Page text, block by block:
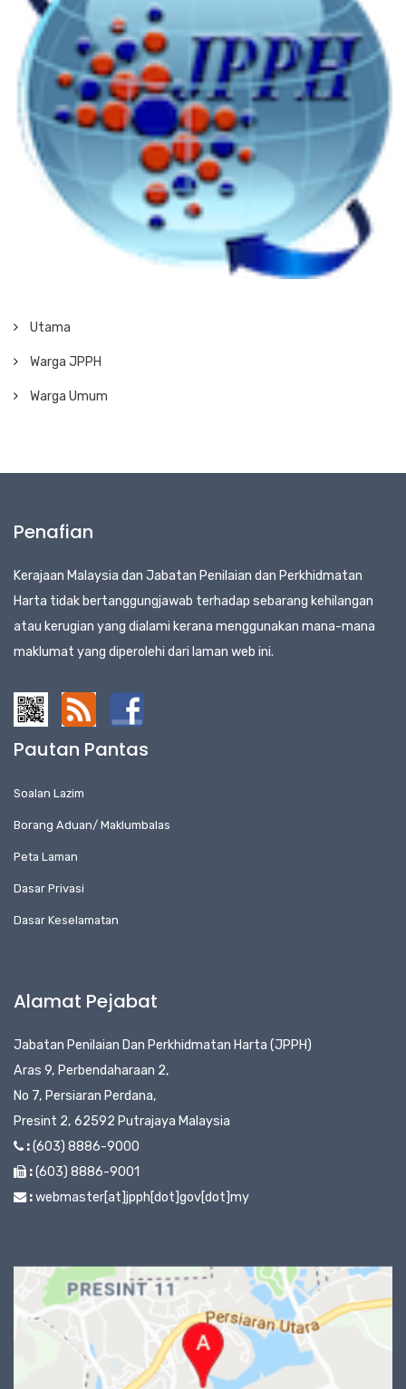
Utama
Warga JPPH
Warga Umum
Penafian
Kerajaan Malaysia dan Jabatan Penilaian dan Perkhidmatan
Harta tidak bertanggungjawab terhadap sebarang kehilangan
atau kerugian yang dialami kerana menggunakan mana-mana
maklumat yang diperolehi dari laman web ini.
Pautan Pantas
Soalan Lazim
Borang Aduan/ Maklumbalas
Peta Laman
Dasar Privasi
Dasar Keselamatan
Alamat Pejabat
Jabatan Penilaian Dan Perkhidmatan Harta (JPPH)
Aras 9, Perbendaharaan 2,
No 7, Persiaran Perdana,
Presint 2, 62592 Putrajaya Malaysia
:(603) 8886-9000
:(603) 8886-9001
:webmaster[at]jpph[dot]gov[dot]my